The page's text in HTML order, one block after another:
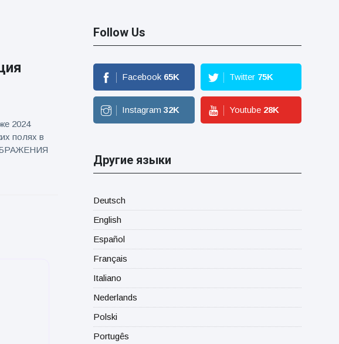
2024
полях в
Follow Us
Facebook 65K Twitter 75K
Instagram 32K Youtube 28K
Другие языки
Deutsch
English
Español
Français
Italiano
Nederlands
Polski
Portugês